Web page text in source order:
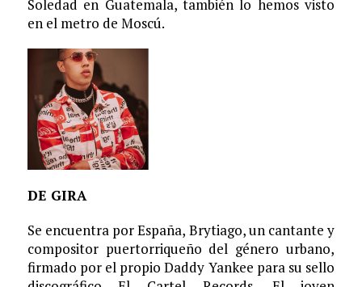
Soledad en Guatemala, también lo hemos visto
en el metro de Moscú.
DE GIRA
Se encuentra por España, Brytiago, un cantante y
compositor puertorriqueño del género urbano,
firmado por el propio Daddy Yankee para su sello